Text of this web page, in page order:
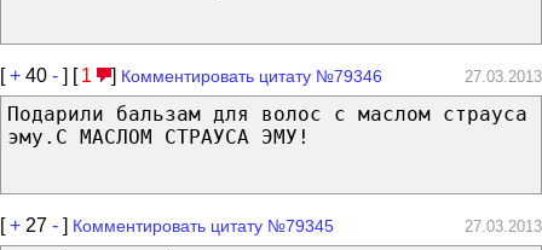
[+ 40 - ] [ 1 ] Комментировать цитату №79346 27.03.2013
Подарили бальзам для волос с маслом страуса
эму.С МАСЛОМ СТРАУСА ЭМУ!
[+ 27 - ] Комментировать цитату №79345 27.03.2013